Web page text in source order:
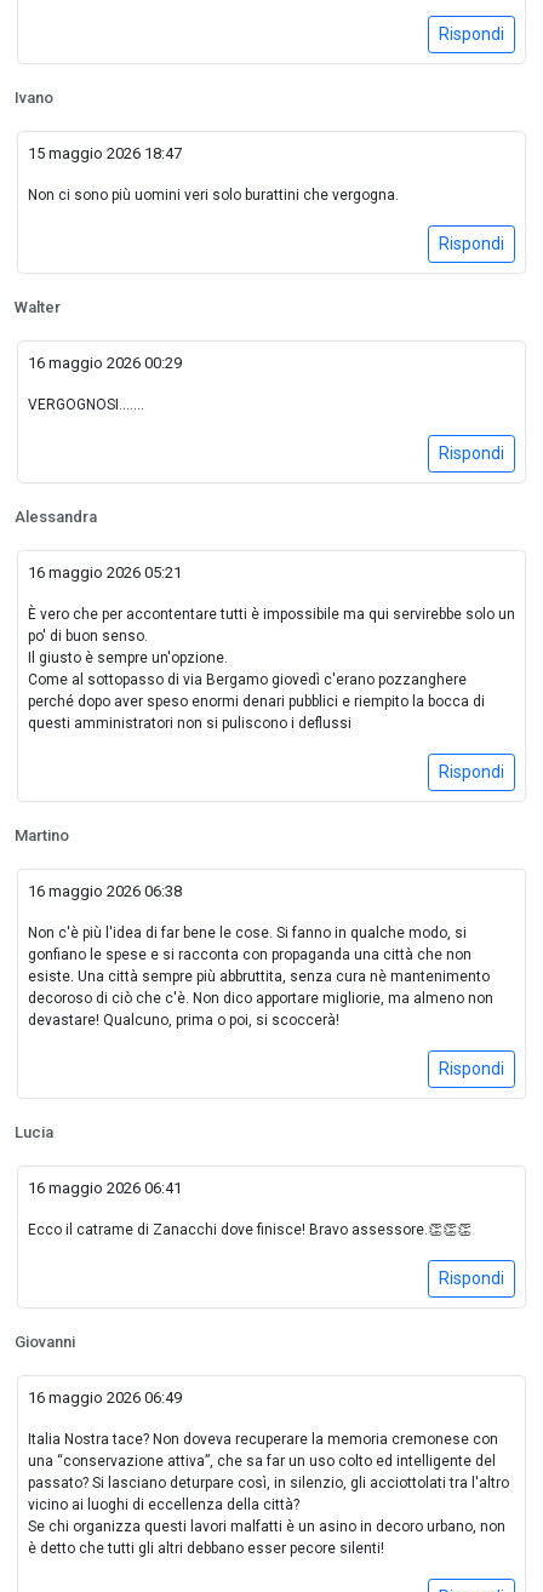
Rispondi
Ivano
15 maggio 2026 18:47
Non ci sono più uomini veri solo burattini che vergogna.
Rispondi
Walter
16 maggio 2026 00:29
VERGOGNOSI.......
Rispondi
Alessandra
16 maggio 2026 05:21
È vero che per accontentare tutti è impossibile ma qui servirebbe solo un
po' di buon senso.
Il giusto è sempre un'opzione.
Come al sottopasso di via Bergamo giovedì c'erano pozzanghere
perché dopo aver speso enormi denari pubblici e riempito la bocca di
questi amministratori non si puliscono i deflussi
Rispondi
Martino
16 maggio 2026 06:38
Non c'è più l'idea di far bene le cose. Si fanno in qualche modo, si
gonfiano le spese e si racconta con propaganda una città che non
esiste. Una città sempre più abbruttita, senza cura nè mantenimento
decoroso di ciò che c'è. Non dico apportare migliorie, ma almeno non
devastare! Qualcuno, prima o poi, si scoccerà!
Rispondi
Lucia
16 maggio 2026 06:41
Ecco il catrame di Zanacchi dove finisce! Bravo assessore.👏👏👏
Rispondi
Giovanni
16 maggio 2026 06:49
Italia Nostra tace? Non doveva recuperare la memoria cremonese con
una “conservazione attiva”, che sa far un uso colto ed intelligente del
passato? Si lasciano deturpare così, in silenzio, gli acciottolati tra l'altro
vicino ai luoghi di eccellenza della città?
Se chi organizza questi lavori malfatti è un asino in decoro urbano, non
è detto che tutti gli altri debbano esser pecore silenti!